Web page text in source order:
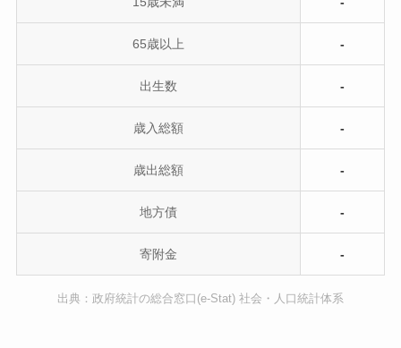
65歳以上 -
出生数 -
歳入総額 -
歳出総額 -
地方債 -
寄附金 -
出典：政府統計の総合窓口(e-Stat) 社会・人口統計体系